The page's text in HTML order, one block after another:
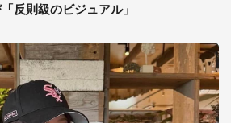
反則級のビジュアル」